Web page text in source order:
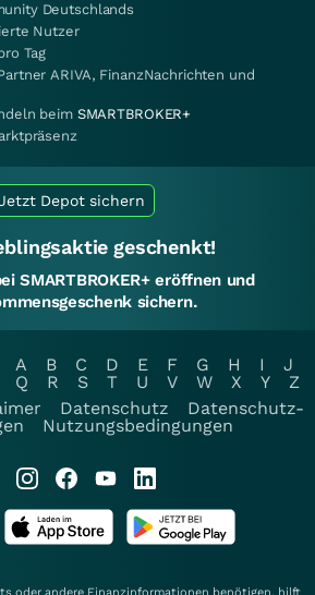
Deutschlands
Nutzer
Tag
ARIVA, FinanzNachrichten und
beim SMARTBROKER+
Depot sichern
geschenkt!
SMARTBROKER+ eröffnen und
sichern.
A B C D E F G H I
J
Q R S T U V W X Y
Z
Datenschutz
Datenschutz-
Nutzungsbedingungen